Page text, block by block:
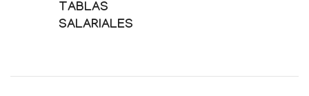
TABLAS
SALARIALES